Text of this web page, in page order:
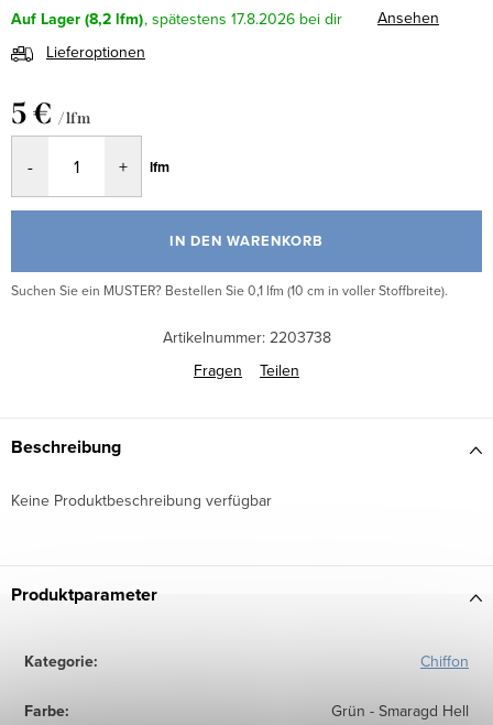
Auf Lager(8,2 lfm) 17.8.2026
Ansehen
Lieferoptionen
5 € / lfm
lfm
IN DEN WARENKORB
Suchen Sie ein MUSTER? Bestellen Sie 0,1 lfm (10 cm in voller Stoffbreite).
Artikelnummer: 2203738
Fragen
Teilen
Beschreibung
Keine Produktbeschreibung verfügbar
Produktparameter
Kategorie: Chiffon
Farbe: Grün - Smaragd Hell